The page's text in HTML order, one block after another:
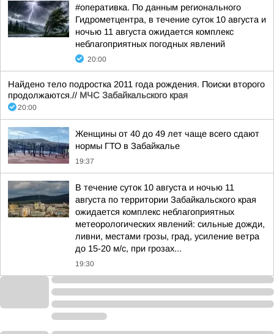
#оперативка. По данным регионального
Гидрометцентра, в течение суток 10 августа и
ночью 11 августа ожидается комплекс
неблагоприятных погодных явлений
20:00
Найдено тело подростка 2011 года рождения. Поиски второго
продолжаются.// МЧС Забайкальского края
20:00
Женщины от 40 до 49 лет чаще всего сдают
нормы ГТО в Забайкалье
19:37
В течение суток 10 августа и ночью 11
августа по территории Забайкальского края
ожидается комплекс неблагоприятных
метеорологических явлений: сильные дожди,
ливни, местами грозы, град, усиление ветра
до 15-20 м/с, при грозах...
19:30